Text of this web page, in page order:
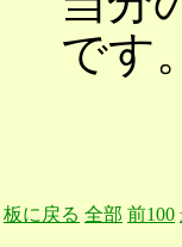
です。
板に戻る 全部 前100